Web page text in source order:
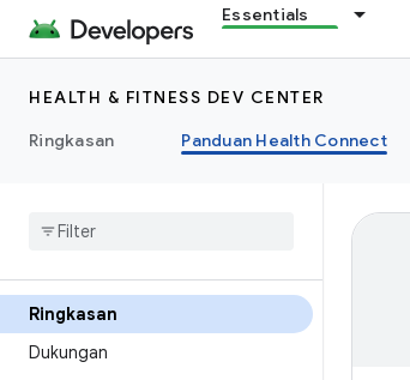
Essentials
HEALTH & FITNESS DEV CENTER
Ringkasan
Panduan Health Connect
Ringkasan
Dukungan